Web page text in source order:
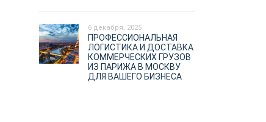
6 декабря, 2025
ПРОФЕССИОНАЛЬНАЯ
ЛОГИСТИКА И ДОСТАВКА
КОММЕРЧЕСКИХ ГРУЗОВ
ИЗ ПАРИЖА В МОСКВУ
ДЛЯ ВАШЕГО БИЗНЕСА